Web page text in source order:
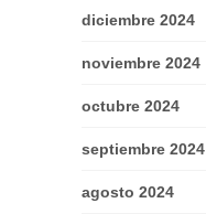
diciembre 2024
noviembre 2024
octubre 2024
septiembre 2024
agosto 2024